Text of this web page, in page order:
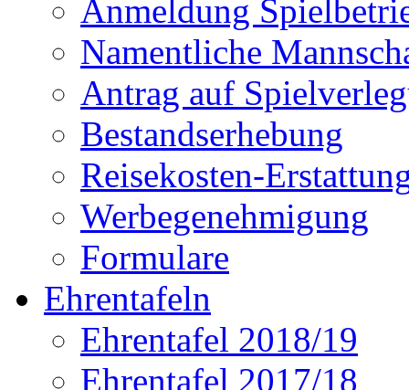
Anmeldung
Namentliche
Antrag auf
Bestandserhebung
Reisekosten-
Werbegenehmigung
Formulare
Ehrentafeln
Ehrentafel 2018/19
Ehrentafel 2017/18